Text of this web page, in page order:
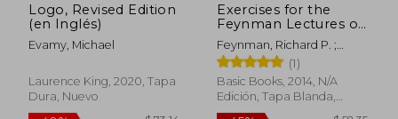
Logo, Revised Edition
(en Inglés)
Evamy, Michael
Laurence King, 2020, Tapa
Dura, Nuevo
Exercises for the
Feynman Lectures on
Physics (en Inglés)
Feynman, Richard P. ;
Leighton, Robert B. ;
Sands, Matthew
(1)
Basic Books, 2014, N/A
Edición, Tapa Blanda,
Nuevo